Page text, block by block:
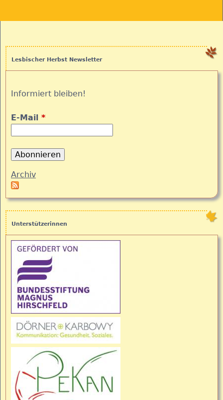
Lesbischer Herbst Newsletter
Informiert bleiben!
E-Mail *
Archiv
Unterstützerinnen